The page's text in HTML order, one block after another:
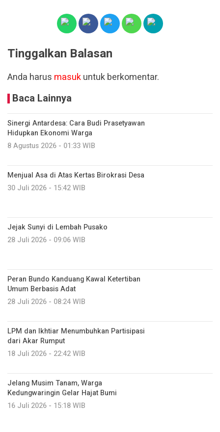
Tinggalkan Balasan
Anda harus masukuntuk berkomentar.
Baca Lainnya
Sinergi Antardesa: Cara Budi Prasetyawan
Hidupkan Ekonomi Warga
8 Agustus 2026 - 01:33 WIB
Menjual Asa di Atas Kertas Birokrasi Desa
30 Juli 2026 - 15:42 WIB
Jejak Sunyi di Lembah Pusako
28 Juli 2026 - 09:06 WIB
Peran Bundo Kanduang Kawal Ketertiban
Umum Berbasis Adat
28 Juli 2026 - 08:24 WIB
LPM dan Ikhtiar Menumbuhkan Partisipasi
dari Akar Rumput
18 Juli 2026 - 22:42 WIB
Jelang Musim Tanam, Warga
Kedungwaringin Gelar Hajat Bumi
16 Juli 2026 - 15:18 WIB